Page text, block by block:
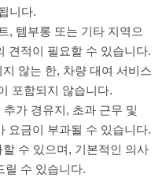
니다.
, 템부롱 또는 기타 지역으
견적이 필요할 수 있습니다.
않는 한, 차량 대여 서비스
포함되지 않습니다.
가 경유지, 초과 근무 및
요금이 부과될 수 있습니다.
수 있으며, 기본적인 의사
릴 수 있습니다.